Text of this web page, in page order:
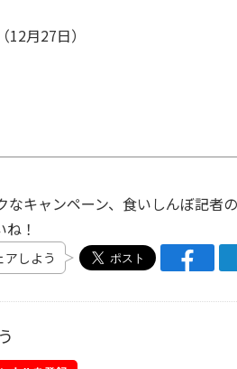
月27日）
キャンペーン、食いしんぼ記者
！
アしよう